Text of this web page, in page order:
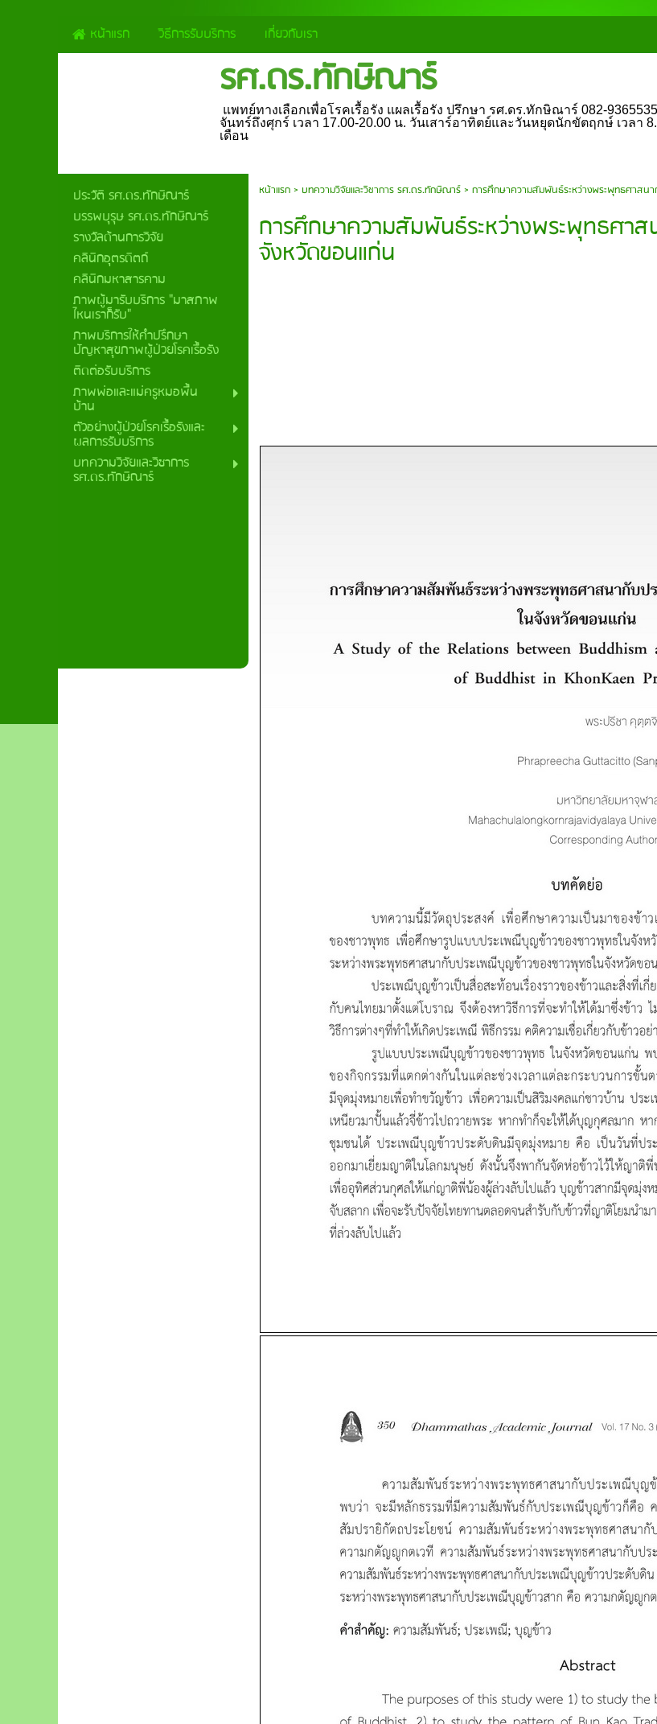
หน้าแรก วิธีการรับบริการ เกี่ยวกับเรา
รศ.ดร.ทักษิณาร์
แพทย์ทางเลือกเพื่อโรคเรื้อรัง แผลเรื้อรัง ปรึกษา รศ.ดร.ทักษิณาร์ 082-
จันทร์ถึงศุกร์ เวลา 17.00-20.00 น. วันเสาร์อาทิตย์และวันหยุดนักขัตฤกษ์ เวลา
เดือน
ประวัติ รศ.ดร.ทักษิณาร์
บรรพบุรุษ รศ.ดร.ทักษิณาร์
รางวัลด้านการวิจัย
คลินิกอุตรดิตถ์
คลินิกมหาสารคาม
ภาพผู้มารับบริการ "มาสภาพ
ไหนเราก็รับ"
ภาพบริการให้คำปรึกษา
ปัญหาสุขภาพผู้ป่วยโรคเรื้อรัง
ติดต่อรับบริการ
ภาพพ่อและแม่ครูหมอพื้น
บ้าน
ตัวอย่างผู้ป่วยโรคเรื้อรังและ
ผลการรับบริการ
บทความวิจัยและวิชาการ
รศ.ดร.ทักษิณาร์
หน้าแรก> บทความวิจัยและวิชาการ รศ.ดร.ทักษิณาร์> การศึกษาความสัมพันธ์ระหว่างพระพุทธศาสน
การศึกษาความสัมพันธ์ระหว่างพระพุทธศา
จังหวัดขอนแก่น